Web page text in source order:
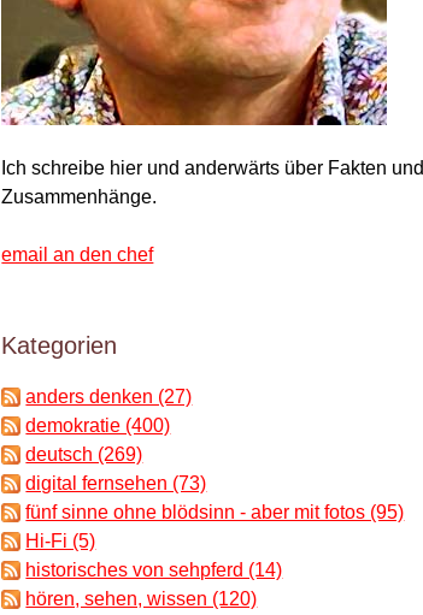
Ich schreibe hier und anderwärts über Fakten und
Zusammenhänge.
email an den chef
Kategorien
anders denken (27)
demokratie (400)
deutsch (269)
digital fernsehen (73)
fünf sinne ohne blödsinn - aber mit fotos (95)
Hi-Fi (5)
historisches von sehpferd (14)
hören, sehen, wissen (120)